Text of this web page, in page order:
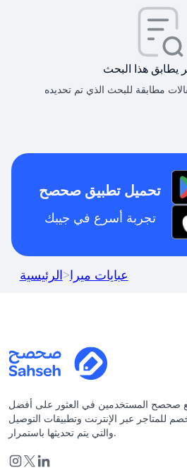
يطابق هذا البحث
تحميل تطبيق صحصح
تجربة أسرع في جيبك
الرئيسية>عبايات ميرا
صحصح المستخدمين في العثور على أفضل
للمتاجر عبر الإنترنت وتطبيقات التوصيل
والتي يتم تحديثها باستمرار.